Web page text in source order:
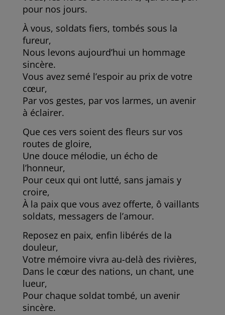
pour nos jours.
À vous, soldats fiers, tombés sous la
fureur,
Nous levons aujourd’hui un hommage
sincère.
Vous avez semé l’espoir au prix de votre
cœur,
Par vos gestes, par vos larmes, un avenir
à éclairer.
Que ces vers soient des fleurs sur vos
routes de gloire,
Une douce mélodie, un écho de
l’honneur,
Pour ceux qui ont lutté, sans jamais y
croire,
À la paix que vous avez offerte, ô vaillants
soldats, messagers de l’amour.
Reposez en paix, enfin libérés de la
douleur,
Votre mémoire vivra au-delà des rivières,
Dans le cœur des nations, un chant, une
lueur,
Pour chaque soldat tombé, un avenir
sincère.